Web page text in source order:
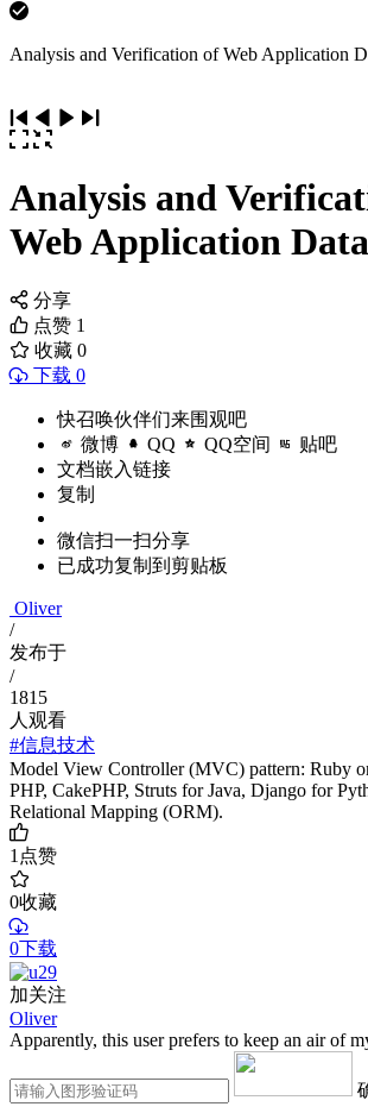
Analysis and Verification of Web Application
Analysis and
Web Application
分享
点赞 1
收藏 0
下载 0
快召唤伙伴们来围观吧
微博 QQ QQ空间 贴吧
文档嵌入链接
复制
微信扫一扫分享
已成功复制到剪贴板
Oliver
/
发布于
/
1815
人观看
#信息技术
Model View Controller (MVC) pattern: Ruby
PHP, CakePHP, Struts for Java, Django for
Relational Mapping (ORM).
1点赞
0收藏
0下载
加关注
Oliver
Apparently, this user prefers to keep an air of